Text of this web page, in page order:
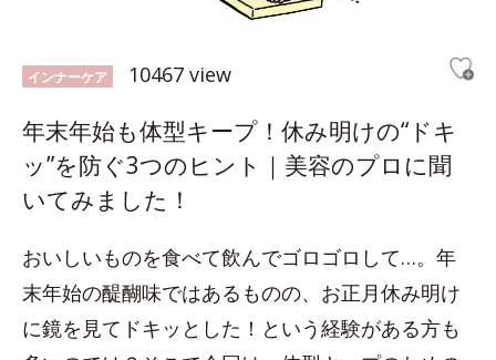
インナーケア 10467 view
年末年始も体型キープ！休み明けの“ドキ
ッ”を防ぐ3つのヒント｜美容のプロに聞
いてみました！
おいしいものを食べて飲んでゴロゴロして…。年
末年始の醍醐味ではあるものの、お正月休み明け
に鏡を見てドキッとした！という経験がある方も